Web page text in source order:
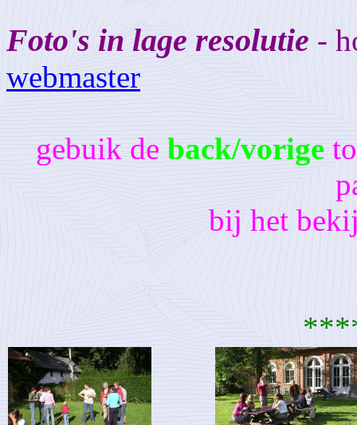
Foto's in lage resolutie -
webmaster
gebuik de back/vorige
bij het